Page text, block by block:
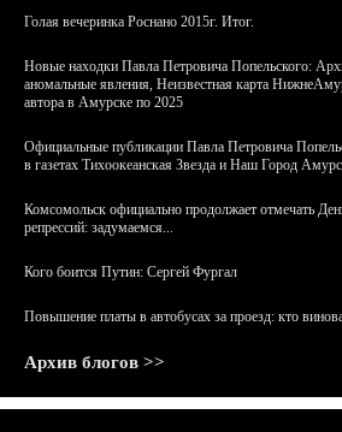
Голая вечеринка Роснано 2015г. Итог.
Новые находки Павла Петровича Попельского:
аномальные явления, Неизвестная карта
автора в Амурске по 2025
Официальные публикации Павла Петровича
в газетах Тихоокеанская Звезда и Наш Город
Комсомольск официально продолжает отмечать
репрессий: задумаемся...
Кого боится Путин: Сергей Фургал
Повышение платы в автобусах за проезд: кто
Архив блогов >>